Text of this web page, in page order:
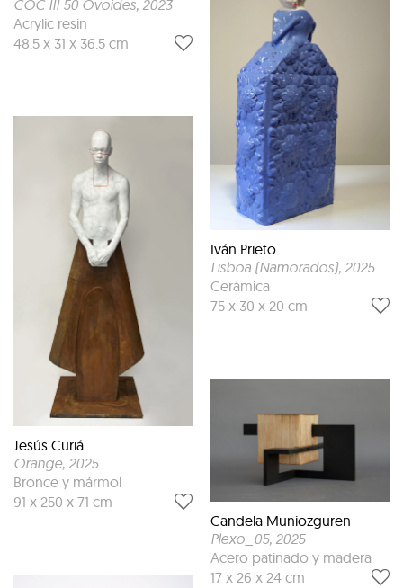
COC III 50 Ovoides, 2023
Acrylic resin
48.5 x 31 x 36.5 cm
Jesús Curiá
Orange, 2025
Bronce y mármol
91 x 250 x 71 cm
Iván Prieto
Lisboa (Namorados), 2025
Cerámica
75 x 30 x 20 cm
Candela Muniozguren
Plexo_05, 2025
Acero patinado y madera
17 x 26 x 24 cm